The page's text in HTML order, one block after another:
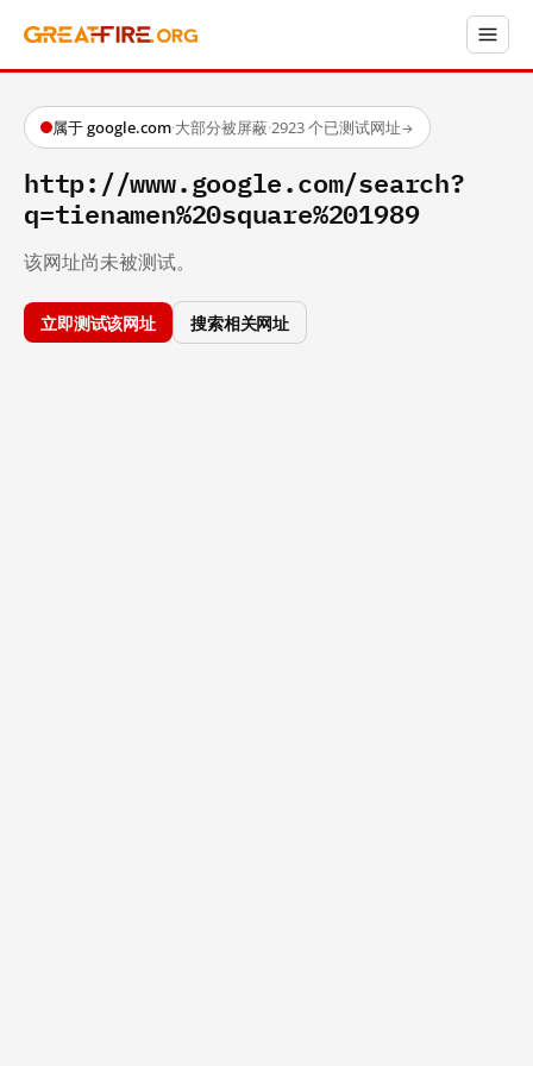
属于 google.com·大部分被屏蔽·2923 个已测试网址→
http://www.google.com/search?
q=tienamen%20square%201989
该网址尚未被测试。
立即测试该网址 搜索相关网址